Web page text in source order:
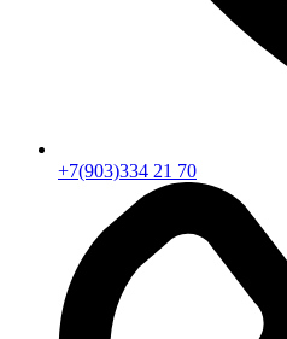
+7(903)334 21 70